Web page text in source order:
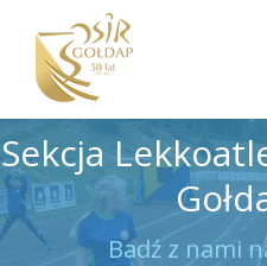
Sekcja
Badź z nami
Jesteś